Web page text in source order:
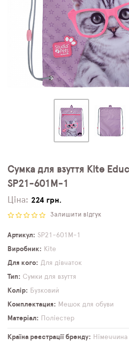
РОЗПРОДАЖ
Сумка для взуття Kite
SP21-601M-1
Ціна: 224 грн.
Залишити відгук
Артикул
SP21-601M-1
Виробник
Kite
Для кого
Для дівчаток
Тип
Сумки для взуття
Колір
Бузковий
Комплектация
Мешок для обуви
Матеріал
Поліестер
Країна реєстрації бренду
Німеччина